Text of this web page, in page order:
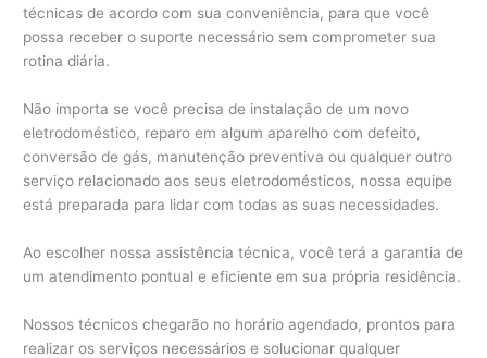
técnicas de acordo com sua conveniência, para que você
possa receber o suporte necessário sem comprometer sua
rotina diária.
Não importa se você precisa de instalação de um novo
eletrodoméstico, reparo em algum aparelho com defeito,
conversão de gás, manutenção preventiva ou qualquer outro
serviço relacionado aos seus eletrodomésticos, nossa equipe
está preparada para lidar com todas as suas necessidades.
Ao escolher nossa assistência técnica, você terá a garantia de
um atendimento pontual e eficiente em sua própria residência.
Nossos técnicos chegarão no horário agendado, prontos para
realizar os serviços necessários e solucionar qualquer